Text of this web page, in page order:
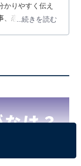
かりやすく伝え
、恋愛、ITに関
...続きを読む